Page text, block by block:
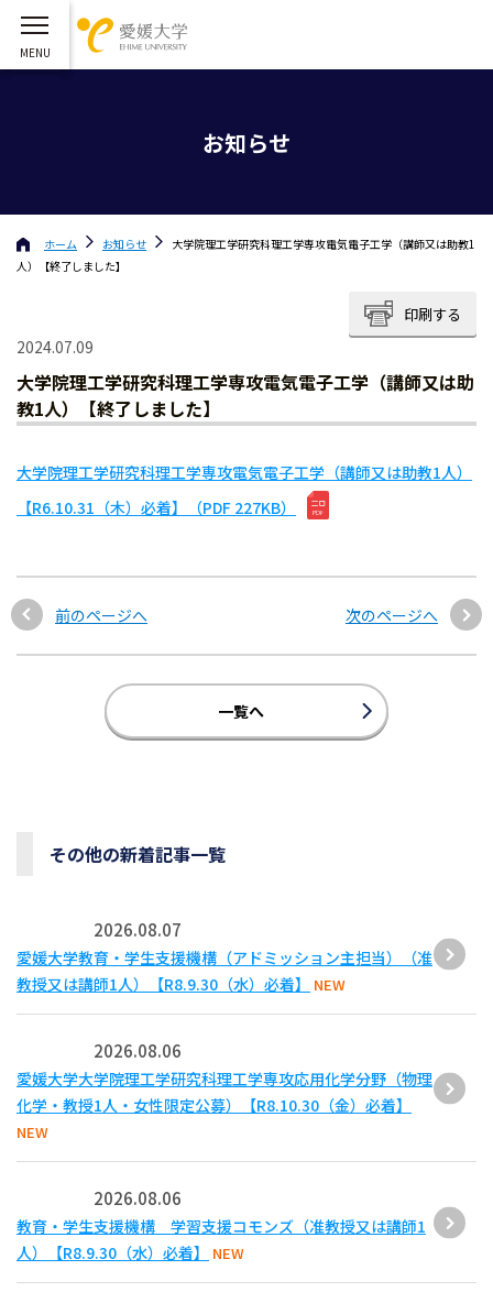
お知らせ
ホーム お知らせ
大学院理工学研究科理工学専攻電気電子工学（講師又は助教1
人）【終了しました】
印刷する
2024.07.09
大学院理工学研究科理工学専攻電気電子工学（講師又は助
教1人）【終了しました】
大学院理工学研究科理工学専攻電気電子工学（講師又は助教1人）
【R6.10.31（木）必着】（PDF 227KB）
前のページへ 次のページへ
一覧へ
その他の新着記事一覧
2026.08.07
愛媛大学教育・学生支援機構（アドミッション主担当）（准
教授又は講師1人）【R8.9.30（水）必着】
NEW
2026.08.06
愛媛大学大学院理工学研究科理工学専攻応用化学分野（物理
化学・教授1人・女性限定公募）【R8.10.30（金）必着】
NEW
2026.08.06
教育・学生支援機構 学習支援コモンズ（准教授又は講師1
人）【R8.9.30（水）必着】
NEW